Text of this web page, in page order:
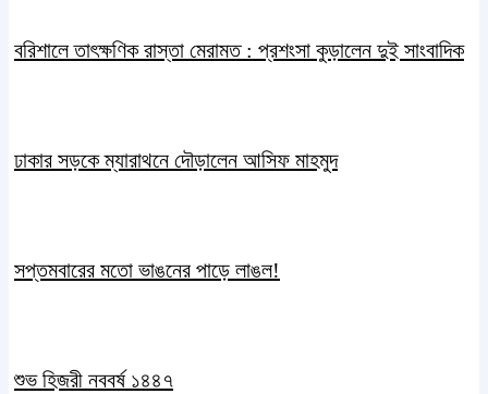
বরিশালে তাৎক্ষণিক রাস্তা মেরামত : প্রশংসা কুড়ালেন দুই সাংবাদিক
ঢাকার সড়কে ম্যারাথনে দৌড়ালেন আসিফ মাহমুদ
সপ্তমবারের মতো ভাঙনের পাড়ে লাঙল!
শুভ হিজরী নববর্ষ ১৪৪৭